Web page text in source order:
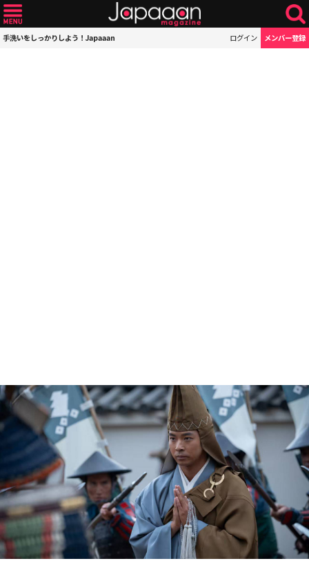
手洗いをしっかりしよう！Japaaan ログイン メンバー登録